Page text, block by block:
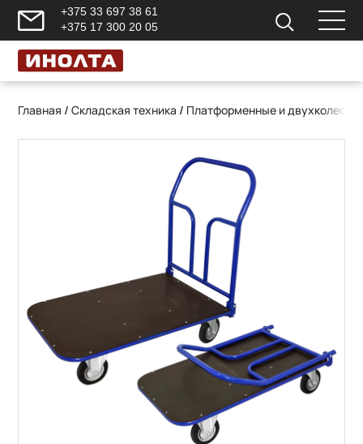
+375 33 697 38 61
+375 17 300 20 05
Главная /Складская техника / Платформенные и